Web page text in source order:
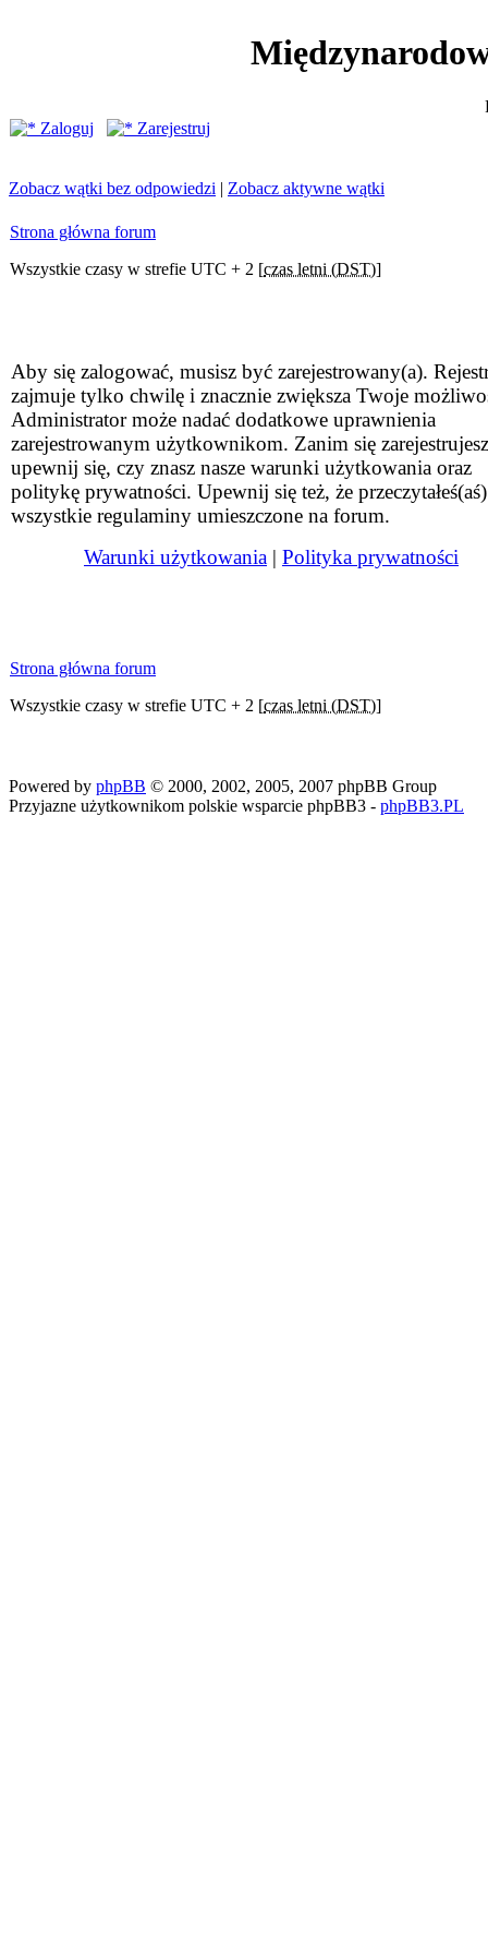
Zaloguj
Zarejestruj
Zobacz wątki bez odpowiedzi | Zobacz aktywne wątki
Strona główna forum
Wszystkie czasy w strefie UTC + 2 [czas letni (DST)]
Aby się zalogować, musisz być zarejestrowany(a).
zajmuje tylko chwilę i znacznie zwiększa Twoje
Administrator może nadać dodatkowe uprawnienia
zarejestrowanym użytkownikom. Zanim się
upewnij się, czy znasz nasze warunki użytkowania oraz
politykę prywatności. Upewnij się też, że przeczytałeś(aś)
wszystkie regulaminy umieszczone na forum.
Warunki użytkowania | Polityka prywatności
Strona główna forum
Wszystkie czasy w strefie UTC + 2 [czas letni (DST)]
Powered by phpBB © 2000, 2002, 2005, 2007 phpBB Group
Przyjazne użytkownikom polskie wsparcie phpBB3 - phpBB3.PL